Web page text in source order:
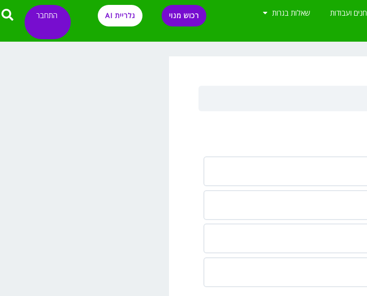
ועבודות
שאלות בגרות
רכוש מנוי גלריית AI התחבר